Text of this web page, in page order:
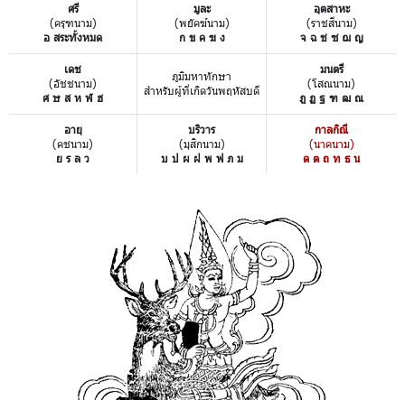
ศรี
(ครุฑนาม)
อ สระทั้งหมด
มูละ
(พยัคฆ์นาม)
ก ข ค ฆ ง
อุตสาหะ
(ราชสีนาม)
จ ฉ ช ซ ฌ ญ
เดช
(อัชชนาม)
ศ ษ ส ห ฬ ฮ
ภูมิมหาทักษา
สำหรับผู้ที่เกิดวันพฤหัสบดี
มนตรี
(โสณนาม)
ฎ ฏ ฐ ฑ ฒ ณ
อายุ
(คชนาม)
ย ร ล ว
บริวาร
(มุสิกนาม)
บ ป ผ ฝ พ ฟ ภ ม
กาลกิณี
(นาคนาม)
ด ต ถ ท ธ น